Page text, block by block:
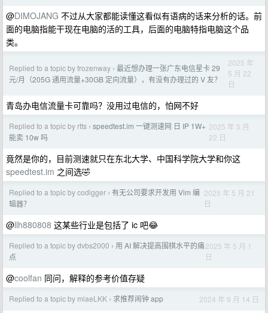
@DIMOJANG 不过从大家都能读懂这看似有语病的话来分析的话。前
面的电脑指能干现在电脑的活的工具，后面的电脑特指电脑这个品
类。
Replied to a topic by frozenway › 最近想办理一张广东电信星卡 29
元/月（205G 通用流量+30GB 定向流量），有没有办理过的 V 友？
2025 年
5 月 22
日
青岛办电信流量卡可靠吗？没用过电信的，怕网不好
Replied to a topic by rtts › speedtest.im 一键测速网 日 IP 1W+
能卖 10w 吗
2025 年 5 月
22 日
竟然是你的，目前测速就只在东北大学、中国科学院大学和你这
speedtest.im 之间选🤣
Replied to a topic by codigger › 有无公司要求开发用 Vim 编
辑器？
2025 年 5 月 21
日
@llh880808 这某些行业是包括了 ic 吧😂
Replied to a topic by dvbs2000 › 用 AI 解决提高围棋水平的痛
点
2025 年 5 月 1
日
@coolfan 同问，解释的参考价值存疑
Replied to a topic by miaeLKK › 求推荐闹钟 app 2024 年 9 月 14 日